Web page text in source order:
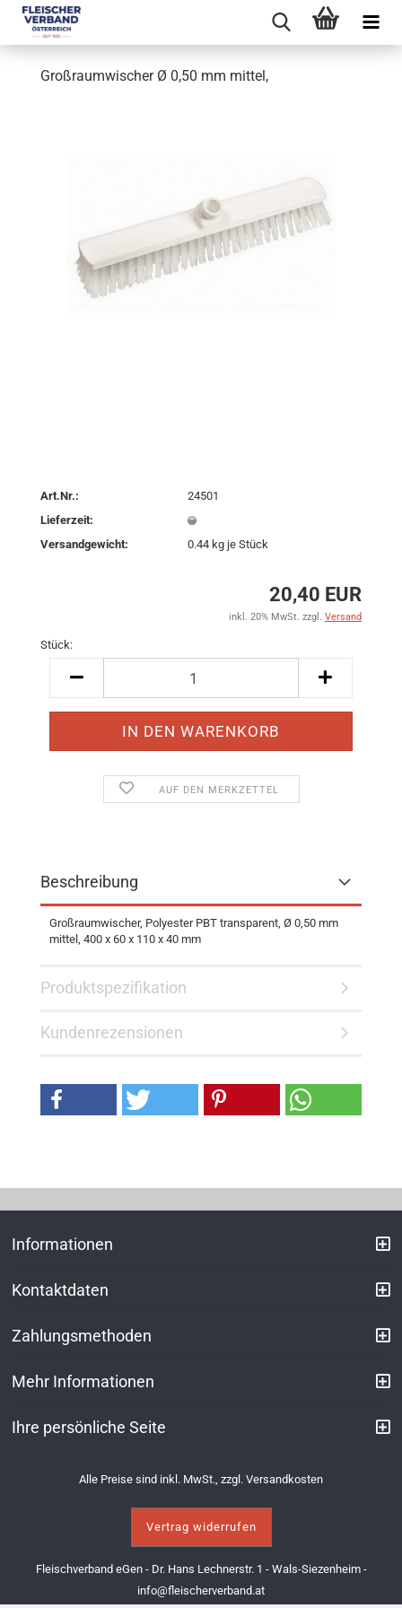
Großraumwischer Ø 0,50 mm mittel,
Art.Nr.:
24501
Lieferzeit:
Versandgewicht:
0.44 kg je Stück
20,40 EUR
inkl. 20% MwSt. zzgl. Versand
Stück:
AUF DEN MERKZETTEL
Beschreibung
Großraumwischer, Polyester PBT transparent, Ø 0,50 mm
mittel, 400 x 60 x 110 x 40 mm
Produktspezifikation
Kundenrezensionen
Informationen
Kontaktdaten
Zahlungsmethoden
Mehr Informationen
Ihre persönliche Seite
Alle Preise sind inkl. MwSt., zzgl. Versandkosten
Vertrag widerrufen
Fleischverband eGen - Dr. Hans Lechnerstr. 1 - Wals-Siezenheim -
info@fleischerverband.at